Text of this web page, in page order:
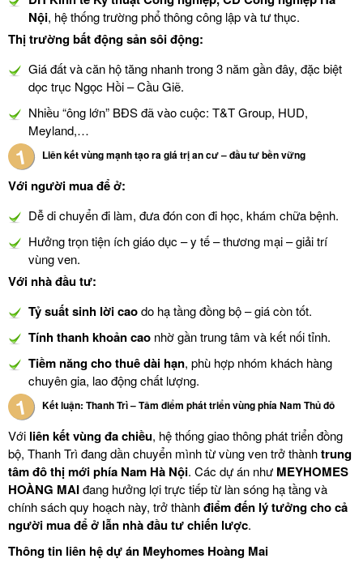
Nội, hệ thống trường phổ thông công lập và tư thục.
Thị trường bất động sản sôi động:
Giá đất và căn hộ tăng nhanh trong 3 năm gần đây, đặc biệt
dọc trục Ngọc Hồi – Cầu Giẽ.
Nhiều “ông lớn” BĐS đã vào cuộc: T&T Group, HUD,
Meyland,…
Liên kết vùng mạnh tạo ra giá trị an cư – đầu tư bền vững
Với người mua để ở:
Dễ di chuyển đi làm, đưa đón con đi học, khám chữa bệnh.
Hưởng trọn tiện ích giáo dục – y tế – thương mại – giải trí
vùng ven.
Với nhà đầu tư:
Tỷ suất sinh lời caodo hạ tầng đồng bộ – giá còn tốt.
Tính thanh khoản cao nhờ gần trung tâm và kết nối tỉnh.
Tiềm năng cho thuê dài hạn, phù hợp nhóm khách hàng
chuyên gia, lao động chất lượng.
Kết luận: Thanh Trì – Tâm điểm phát triển vùng phía Nam Thủ đô
Với liên kết vùng đa chiều, hệ thống giao thông phát triển đồng
bộ, Thanh Trì đang dần chuyển mình từ vùng ven trở thànhtrung
tâm đô thị mới phía Nam Hà Nội. Các dự án như MEYHOMES
HOÀNG MAIđang hưởng lợi trực tiếp từ làn sóng hạ tầng và
chính sách quy hoạch này, trở thànhđiểm đến lý tưởng cho cả
người mua để ở lẫn nhà đầu tư chiến lược.
Thông tin liên hệ dự án Meyhomes Hoàng Mai